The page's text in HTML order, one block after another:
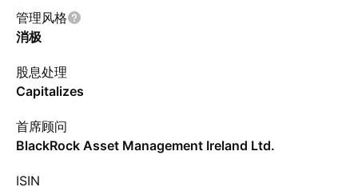
管理风格
消极
股息处理
Capitalizes
首席顾问
BlackRock Asset Management Ireland Ltd.
ISIN